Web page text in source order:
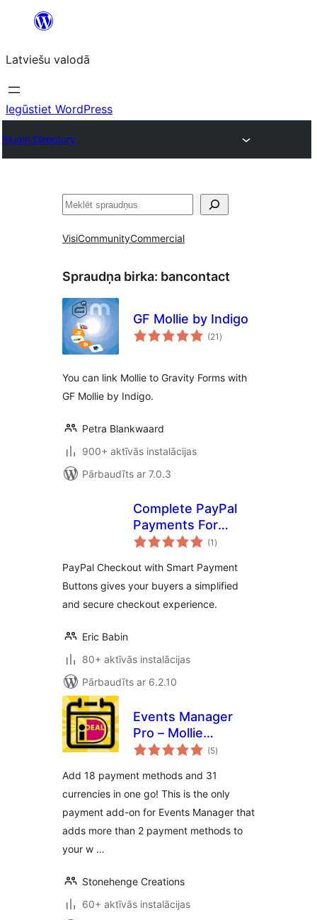
Pāriet
saturu
Latviešu valodā
Iegūstiet WordPress
Plugin Directory
Meklēt
VisiCommunityCommercial
Spraudņa birka: bancontact
GF Mollie by Indigo
(21 vērtējumu
kopsumma
)
You can link Mollie to Gravity Forms with
GF Mollie by Indigo.
Petra Blankwaard
900+ aktīvās instalācijas
Pārbaudīts ar 7.0.3
Complete PayPal
Payments For
WooCommerce
(1 vērtējumu
kopsumma
)
PayPal Checkout with Smart Payment
Buttons gives your buyers a simplified
and secure checkout experience.
Eric Babin
80+ aktīvās instalācijas
Pārbaudīts ar 6.2.10
Events Manager
Pro – Mollie
Payments
(5vērtējumu
kopsumma
)
Add 18 payment methods and 31
currencies in one go! This is the only
payment add-on for Events Manager that
adds more than 2 payment methods to
your w …
Stonehenge Creations
60+ aktīvās instalācijas